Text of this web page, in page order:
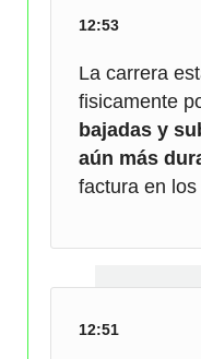
12:53
La carrera
fisicamente
bajadas y
aún más
factura en
12:51